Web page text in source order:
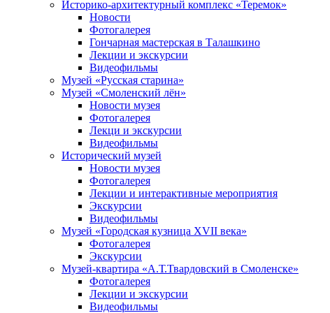
Историко-архитектурный комплекс «Теремок»
Новости
Фотогалерея
Гончарная мастерская в Талашкино
Лекции и экскурсии
Видеофильмы
Музей «Русская старина»
Музей «Смоленский лён»
Новости музея
Фотогалерея
Лекци и экскурсии
Видеофильмы
Исторический музей
Новости музея
Фотогалерея
Лекции и интерактивные мероприятия
Экскурсии
Видеофильмы
Музей «Городская кузница XVII века»
Фотогалерея
Экскурсии
Музей-квартира «А.Т.Твардовский в Смоленске»
Фотогалерея
Лекции и экскурсии
Видеофильмы